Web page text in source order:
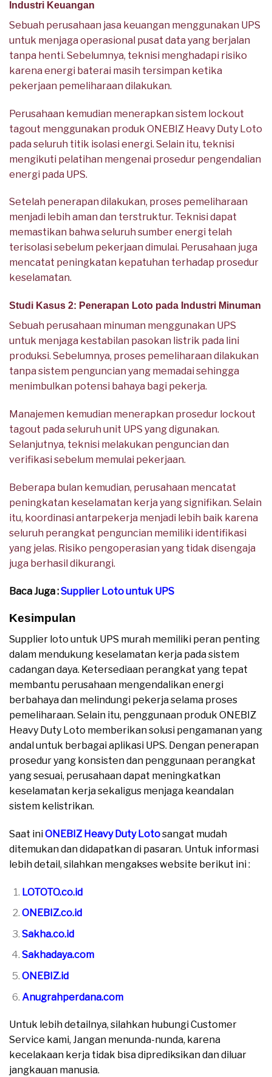
Industri Keuangan
Sebuah perusahaan jasa keuangan menggunakan UPS
untuk menjaga operasional pusat data yang berjalan
tanpa henti. Sebelumnya, teknisi menghadapi risiko
karena energi baterai masih tersimpan ketika
pekerjaan pemeliharaan dilakukan.
Perusahaan kemudian menerapkan sistem lockout
tagout menggunakan produk ONEBIZ Heavy Duty Loto
pada seluruh titik isolasi energi. Selain itu, teknisi
mengikuti pelatihan mengenai prosedur pengendalian
energi pada UPS.
Setelah penerapan dilakukan, proses pemeliharaan
menjadi lebih aman dan terstruktur. Teknisi dapat
memastikan bahwa seluruh sumber energi telah
terisolasi sebelum pekerjaan dimulai. Perusahaan juga
mencatat peningkatan kepatuhan terhadap prosedur
keselamatan.
Studi Kasus 2: Penerapan Loto pada Industri Minuman
Sebuah perusahaan minuman menggunakan UPS
untuk menjaga kestabilan pasokan listrik pada lini
produksi. Sebelumnya, proses pemeliharaan dilakukan
tanpa sistem penguncian yang memadai sehingga
menimbulkan potensi bahaya bagi pekerja.
Manajemen kemudian menerapkan prosedur lockout
tagout pada seluruh unit UPS yang digunakan.
Selanjutnya, teknisi melakukan penguncian dan
verifikasi sebelum memulai pekerjaan.
Beberapa bulan kemudian, perusahaan mencatat
peningkatan keselamatan kerja yang signifikan. Selain
itu, koordinasi antarpekerja menjadi lebih baik karena
seluruh perangkat penguncian memiliki identifikasi
yang jelas. Risiko pengoperasian yang tidak disengaja
juga berhasil dikurangi.
Baca Juga :Supplier Loto untuk UPS
Kesimpulan
Supplier loto untuk UPS murah memiliki peran penting
dalam mendukung keselamatan kerja pada sistem
cadangan daya. Ketersediaan perangkat yang tepat
membantu perusahaan mengendalikan energi
berbahaya dan melindungi pekerja selama proses
pemeliharaan. Selain itu, penggunaan produk ONEBIZ
Heavy Duty Loto memberikan solusi pengamanan yang
andal untuk berbagai aplikasi UPS. Dengan penerapan
prosedur yang konsisten dan penggunaan perangkat
yang sesuai, perusahaan dapat meningkatkan
keselamatan kerja sekaligus menjaga keandalan
sistem kelistrikan.
Saat iniONEBIZ Heavy Duty Lotosangat mudah
ditemukan dan didapatkan di pasaran. Untuk informasi
lebih detail, silahkan mengakses website berikut ini :
LOTOTO.co.id
ONEBIZ.co.id
Sakha.co.id
Sakhadaya.com
ONEBIZ.id
Anugrahperdana.com
Untuk lebih detailnya, silahkan hubungi Customer
Service kami, Jangan menunda-nunda, karena
kecelakaan kerja tidak bisa diprediksikan dan diluar
jangkauan manusia.